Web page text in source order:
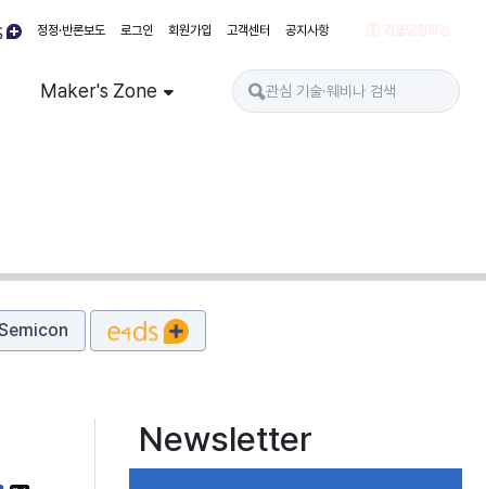
정정·반론보도 로그인 회원가입 고객센터 공지사항 경품당첨확인
Maker's Zone
Newsletter